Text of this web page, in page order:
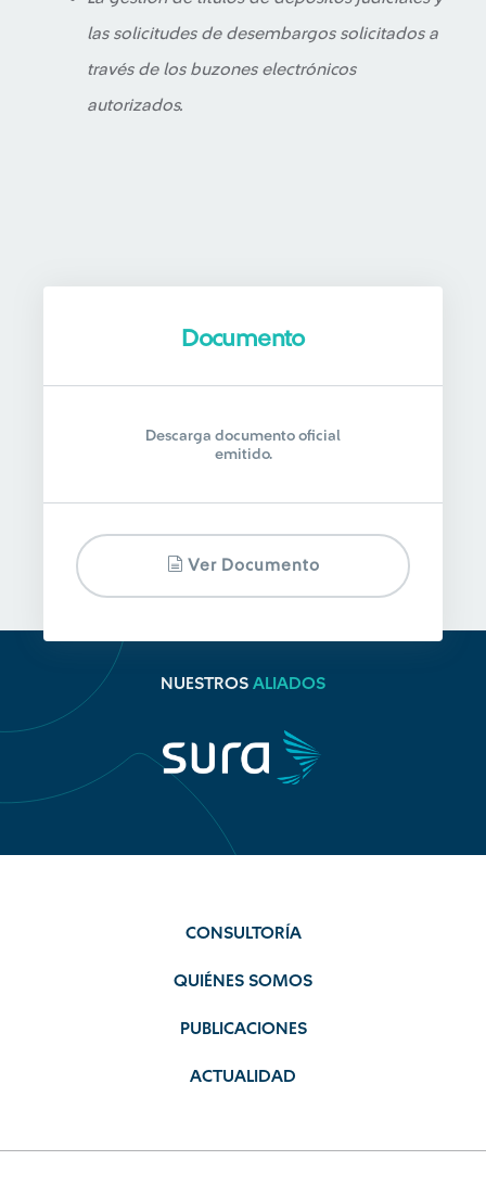
las solicitudes de desembargos solicitados a
través de los buzones electrónicos
autorizados.
Documento
Descarga documento oficial
emitido.
Ver Documento
NUESTROS ALIADOS
CONSULTORÍA
QUIÉNES SOMOS
PUBLICACIONES
ACTUALIDAD